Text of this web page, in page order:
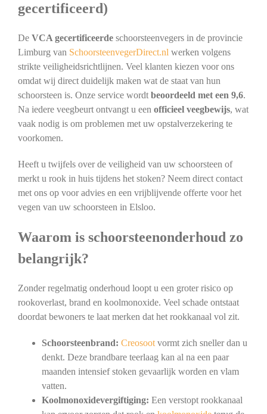
gecertificeerd)
De VCA gecertificeerdeschoorsteenvegers in de provincie
Limburg van SchoorsteenvegerDirect.nl werken volgens
strikte veiligheidsrichtlijnen. Veel klanten kiezen voor ons
omdat wij direct duidelijk maken wat de staat van hun
schoorsteen is. Onze service wordt beoordeeld met een 9,6.
Na iedere veegbeurt ontvangt u een officieel veegbewijs, wat
vaak nodig is om problemen met uw opstalverzekering te
voorkomen.
Heeft u twijfels over de veiligheid van uw schoorsteen of
merkt u rook in huis tijdens het stoken? Neem direct contact
met ons op voor advies en een vrijblijvende offerte voor het
vegen van uw schoorsteen in Elsloo.
Waarom is schoorsteenonderhoud zo
belangrijk?
Zonder regelmatig onderhoud loopt u een groter risico op
rookoverlast, brand en koolmonoxide. Veel schade ontstaat
doordat bewoners te laat merken dat het rookkanaal vol zit.
Schoorsteenbrand: Creosootvormt zich sneller dan u
denkt. Deze brandbare teerlaag kan al na een paar
maanden intensief stoken gevaarlijk worden en vlam
vatten.
Koolmonoxidevergiftiging: Een verstopt rookkanaal